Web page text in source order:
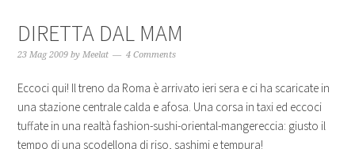
DIRETTA DAL MAM
23 Mag 2009 byMeelat 4 Comments
Eccoci qui! Il treno da Roma è arrivato ieri sera e ci ha scaricate in
una stazione centrale calda e afosa. Una corsa in taxi ed eccoci
tuffate in una realtà fashion-sushi-oriental-mangereccia: giusto il
tempo di una scodellona di riso, sashimi e tempura!